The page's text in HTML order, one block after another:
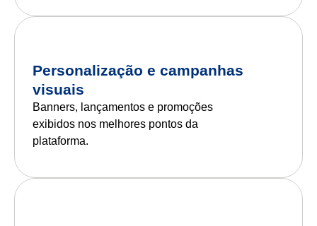
Personalização e campanhas
visuais
Banners, lançamentos e promoções
exibidos nos melhores pontos da
plataforma.